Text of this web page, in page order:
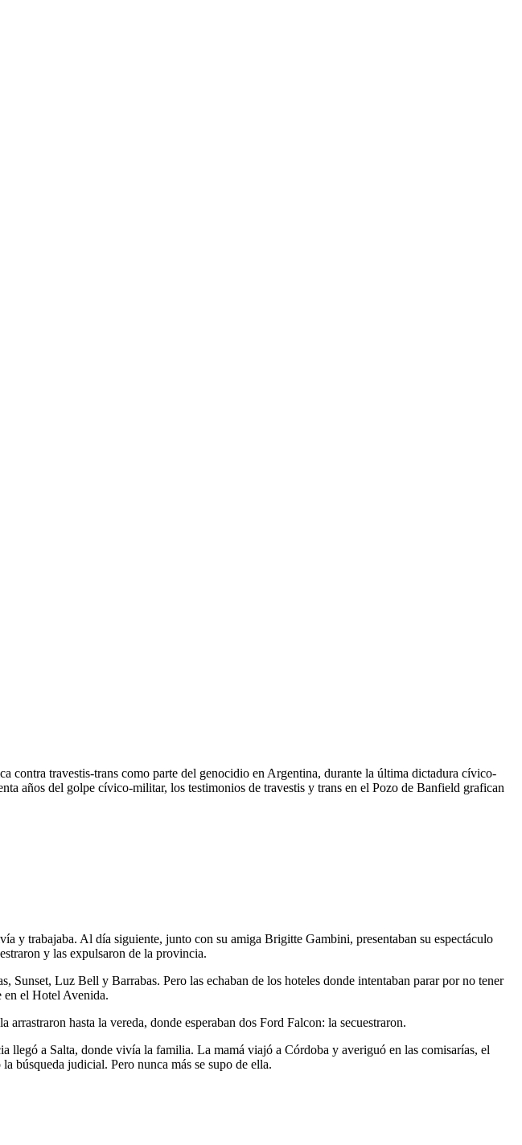
contra travestis-trans como parte del genocidio en Argentina, durante la última dictadura cívico-
años del golpe cívico-militar, los testimonios de travestis y trans en el Pozo de Banfield grafican
y trabajaba. Al día siguiente, junto con su amiga Brigitte Gambini, presentaban su espectáculo
y las expulsaron de la provincia.
Luz Bell y Barrabas. Pero las echaban de los hoteles donde intentaban parar por no tener
en el Hotel Avenida.
hasta la vereda, donde esperaban dos Ford Falcon: la secuestraron.
llegó a Salta, donde vivía la familia. La mamá viajó a Córdoba y averiguó en las comisarías, el
búsqueda judicial. Pero nunca más se supo de ella.